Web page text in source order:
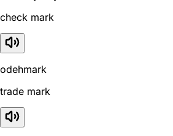
check mark
odehmark
trade mark